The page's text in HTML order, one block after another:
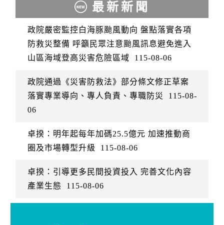
最新新聞
政院嚴密監控白海豚颱風動向 盤點落實各項
防救災整備 呼籲民眾注意颱風訊息避免進入
山區海域登高災害危險區域
115-08-06
政院通過《災害防救法》部分條文修正草案
落實專業導向、專人負責、專職防災
115-08-
06
卓揆：明年起每年加碼25.5億元 加速推動商
圈及市場轉型升級
115-08-06
卓揆：引導更多民間投資投入 完善文化內容
產業生態
115-08-06